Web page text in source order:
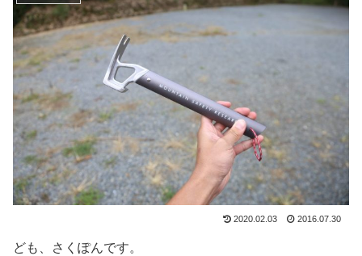
2020.02.03 2016.07.30
ども、さくぽんです。